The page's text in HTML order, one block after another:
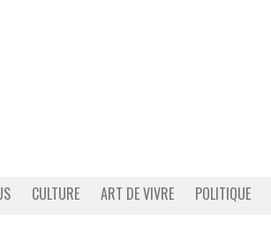
CULTURE ART DE VIVRE POLITIQUE